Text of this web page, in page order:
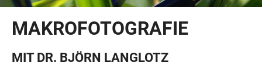
MAKROFOTOGRAFIE
MIT DR. BJÖRN LANGLOTZ